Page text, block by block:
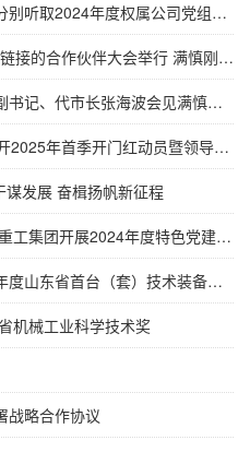
直属党组织书记全面从严治党述责述廉和抓基层党建工作述职
伙伴大会举行 满慎刚张海波出席并致辞
、代市长张海波会见满慎刚一行
年首季开门红动员暨领导干部会议
发展 奋楫扬帆新征程
开展2024年度特色党建品牌创评活动
台（套）技术装备生产企业及产品名单
机械工业科学技术奖
战略合作协议